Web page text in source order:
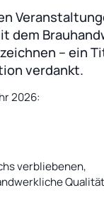
dem
– ein
verdankt.
2026:
verbliebenen,